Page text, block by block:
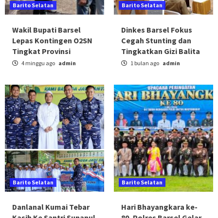
Barito Selatan
Wakil Bupati Barsel
Lepas Kontingen O2SN
Tingkat Provinsi
4 minggu ago admin
Barito Selatan
Dinkes Barsel Fokus
Cegah Stunting dan
Tingkatkan Gizi Balita
1 bulan ago admin
Barito Selatan
Danlanal Kumai Tebar
Barito Selatan
Hari Bhayangkara ke-